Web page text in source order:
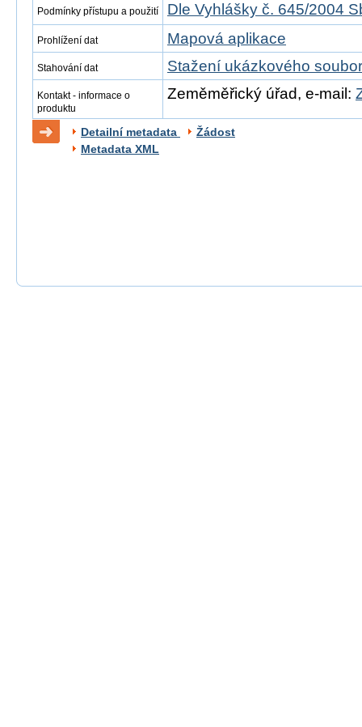
Podmínky přístupu a použití Dle Vyhlášky č. 645/2004
Prohlížení dat Mapová aplikace
Stahování dat Stažení ukázkového
Kontakt - informace o
produktu
Zeměměřický úřad, e-mail:
Detailní metadata
Žádost
Metadata XML